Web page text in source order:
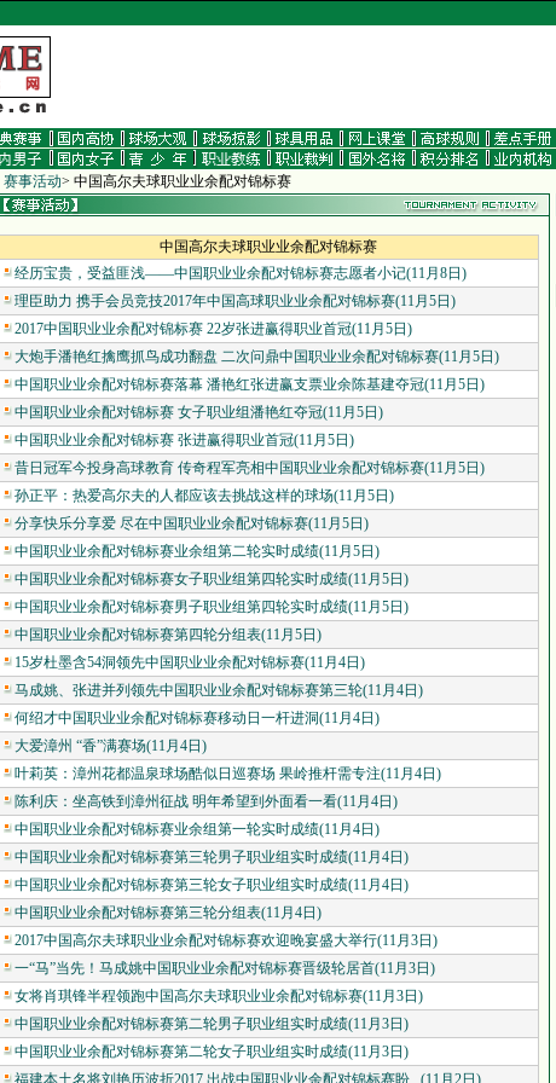
赛事活动> 中国高尔夫球职业业余配对锦标赛
中国高尔夫球职业业余配对锦标赛
经历宝贵，受益匪浅——中国职业业余配对锦标赛志愿者小记(11月8日)
理臣助力 携手会员竞技2017年中国高球职业业余配对锦标赛(11月5日)
2017中国职业业余配对锦标赛 22岁张进赢得职业首冠(11月5日)
大炮手潘艳红擒鹰抓鸟成功翻盘 二次问鼎中国职业业余配对锦标赛(11月5日)
中国职业业余配对锦标赛落幕 潘艳红张进赢支票业余陈基建夺冠(11月5日)
中国职业业余配对锦标赛 女子职业组潘艳红夺冠(11月5日)
中国职业业余配对锦标赛 张进赢得职业首冠(11月5日)
昔日冠军今投身高球教育 传奇程军亮相中国职业业余配对锦标赛(11月5日)
孙正平：热爱高尔夫的人都应该去挑战这样的球场(11月5日)
分享快乐分享爱 尽在中国职业业余配对锦标赛(11月5日)
中国职业业余配对锦标赛业余组第二轮实时成绩(11月5日)
中国职业业余配对锦标赛女子职业组第四轮实时成绩(11月5日)
中国职业业余配对锦标赛男子职业组第四轮实时成绩(11月5日)
中国职业业余配对锦标赛第四轮分组表(11月5日)
15岁杜墨含54洞领先中国职业业余配对锦标赛(11月4日)
马成姚、张进并列领先中国职业业余配对锦标赛第三轮(11月4日)
何绍才中国职业业余配对锦标赛移动日一杆进洞(11月4日)
大爱漳州 “香”满赛场(11月4日)
叶莉英：漳州花都温泉球场酷似日巡赛场 果岭推杆需专注(11月4日)
陈利庆：坐高铁到漳州征战 明年希望到外面看一看(11月4日)
中国职业业余配对锦标赛业余组第一轮实时成绩(11月4日)
中国职业业余配对锦标赛第三轮男子职业组实时成绩(11月4日)
中国职业业余配对锦标赛第三轮女子职业组实时成绩(11月4日)
中国职业业余配对锦标赛第三轮分组表(11月4日)
2017中国高尔夫球职业业余配对锦标赛欢迎晚宴盛大举行(11月3日)
一“马”当先！马成姚中国职业业余配对锦标赛晋级轮居首(11月3日)
女将肖琪锋半程领跑中国高尔夫球职业业余配对锦标赛(11月3日)
中国职业业余配对锦标赛第二轮男子职业组实时成绩(11月3日)
中国职业业余配对锦标赛第二轮女子职业组实时成绩(11月3日)
福建本土名将刘艳历波折2017 出战中国职业业余配对锦标赛盼...(11月2日)